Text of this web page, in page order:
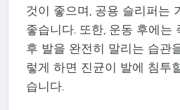
것이 좋으며, 공용 슬리퍼는
좋습니다. 또한, 운동 후에는
후 발을 완전히 말리는 습관
렇게 하면 진균이 발에 침투
습니다.